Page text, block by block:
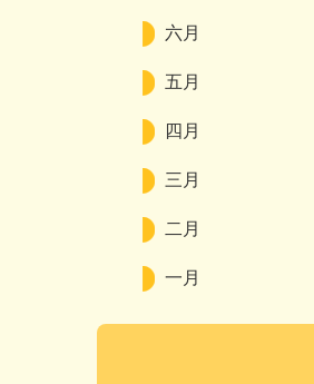
六月
五月
四月
三月
二月
一月